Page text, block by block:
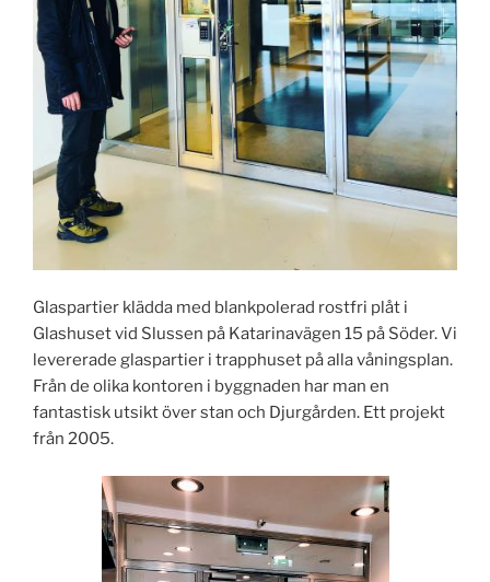
Glaspartier klädda med blankpolerad rostfri plåt i
Glashuset vid Slussen på Katarinavägen 15 på Söder. Vi
levererade glaspartier i trapphuset på alla våningsplan.
Från de olika kontoren i byggnaden har man en
fantastisk utsikt över stan och Djurgården. Ett projekt
från 2005.